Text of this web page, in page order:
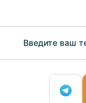
Введите ваш